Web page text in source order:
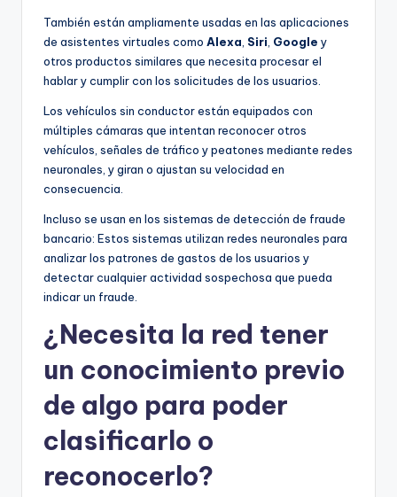
También están ampliamente usadas en las aplicaciones
de asistentes virtuales como Alexa Siri Google y
otros productos similares que necesita procesar el
hablar y cumplir con los solicitudes de los usuarios.
Los vehículos sin conductor están equipados con
múltiples cámaras que intentan reconocer otros
vehículos, señales de tráfico y peatones mediante redes
neuronales, y giran o ajustan su velocidad en
consecuencia.
Incluso se usan en los sistemas de detección de fraude
bancario: Estos sistemas utilizan redes neuronales para
analizar los patrones de gastos de los usuarios y
detectar cualquier actividad sospechosa que pueda
indicar un fraude.
¿Necesita la red tener
un conocimiento previo
de algo para poder
clasificarlo o
reconocerlo?